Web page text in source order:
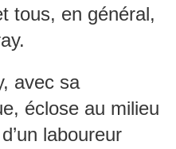
tous, en général,
avec sa
éclose au milieu
laboureur